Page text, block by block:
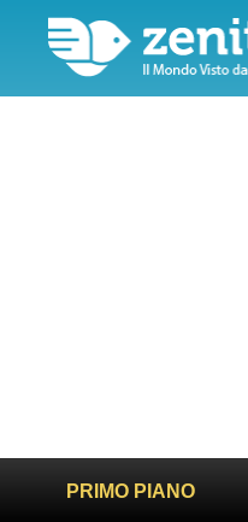
PRIMO PIANO
sano e giusto